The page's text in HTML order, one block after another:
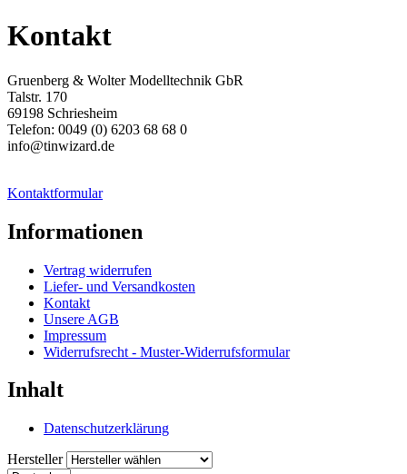
Kontakt
Gruenberg & Wolter Modelltechnik GbR
Talstr. 170
69198 Schriesheim
Telefon: 0049 (0) 6203 68 68 0
info@tinwizard.de
Kontaktformular
Informationen
Vertrag widerrufen
Liefer- und Versandkosten
Kontakt
Unsere AGB
Impressum
Widerrufsrecht - Muster-Widerrufsformular
Inhalt
Datenschutzerklärung
Hersteller